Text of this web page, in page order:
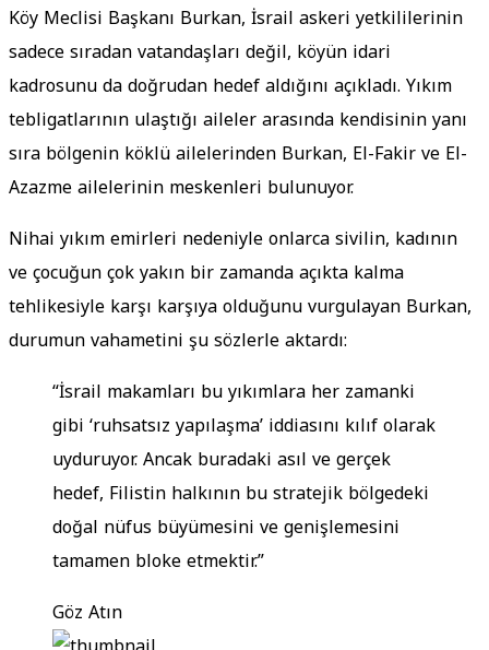
Köy Meclisi Başkanı Burkan, İsrail askeri yetkililerinin
sadece sıradan vatandaşları değil, köyün idari
kadrosunu da doğrudan hedef aldığını açıkladı. Yıkım
tebligatlarının ulaştığı aileler arasında kendisinin yanı
sıra bölgenin köklü ailelerinden Burkan, El-Fakir ve El-
Azazme ailelerinin meskenleri bulunuyor.
Nihai yıkım emirleri nedeniyle onlarca sivilin, kadının
ve çocuğun çok yakın bir zamanda açıkta kalma
tehlikesiyle karşı karşıya olduğunu vurgulayan Burkan,
durumun vahametini şu sözlerle aktardı:
“İsrail makamları bu yıkımlara her zamanki
gibi ‘ruhsatsız yapılaşma’ iddiasını kılıf olarak
uyduruyor. Ancak buradaki asıl ve gerçek
hedef, Filistin halkının bu stratejik bölgedeki
doğal nüfus büyümesini ve genişlemesini
tamamen bloke etmektir.”
Göz Atın